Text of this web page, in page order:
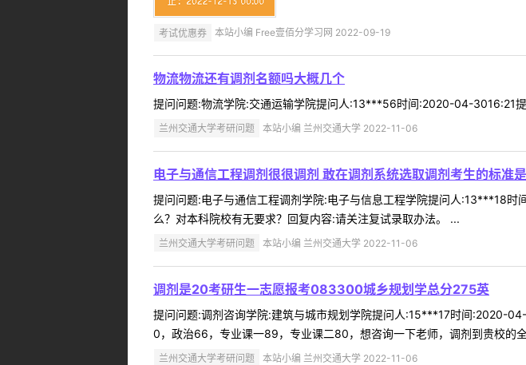
考试优惠券 本站小编 Free壹佰分学习网 2022-09-19
物流物流还有调剂名额吗大概几个
提问问题:物流学院:交通运输学院提问人:13***56时间:2020-04-3016:21
兰州交通大学考研问题 本站小编 兰州交通大学 2022-11-06
电子与通信工程调剂很很调剂 敢在调剂系统选取调剂考生的标准是
提问问题:电子与通信工程调剂学院:电子与信息工程学院提问人:13***18
么？对本科院校有无要求？回复内容:请关注复试录取办法。 ...
兰州交通大学考研问题 本站小编 兰州交通大学 2022-11-06
调剂是20考研生一志愿报考083300城乡规划学总分275英
提问问题:调剂咨询学院:建筑与城市规划学院提问人:15***17时间:2020-
0，政治66，专业课一89，专业课二80，想咨询一下老师，调剂到贵校的
兰州交通大学考研问题 本站小编 兰州交通大学 2022-11-06